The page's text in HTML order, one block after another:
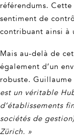
référendums.
sentiment de
contribuant ainsi à
Mais au-delà de
également d’un
robuste.
est un véritable
d’établissements
sociétés de
Zürich. »